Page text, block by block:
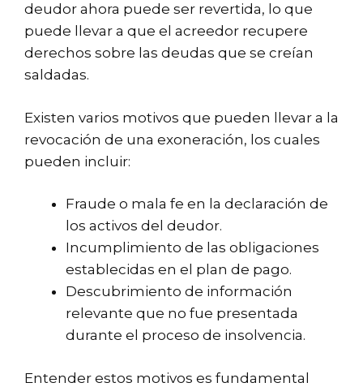
deudor ahora puede ser revertida, lo que
puede llevar a que el acreedor recupere
derechos sobre las deudas que se creían
saldadas.
Existen varios motivos que pueden llevar a la
revocación de una exoneración, los cuales
pueden incluir:
Fraude o mala fe en la declaración de
los activos del deudor.
Incumplimiento de las obligaciones
establecidas en el plan de pago.
Descubrimiento de información
relevante que no fue presentada
durante el proceso de insolvencia.
Entender estos motivos es fundamental